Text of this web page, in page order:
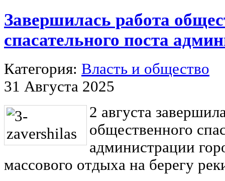
Завершилась работа
спасательного поста
Категория: Власть и общество
31 Августа 2025
2 августа
общественного
администрации
массового отдыха на берегу